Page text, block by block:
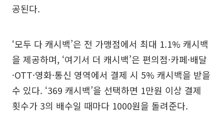
공된다.
‘모두 다 캐시백’은 전 가맹점에서 최대 1.1% 캐시백
을 제공하며, ‘여기서 더 캐시백’은 편의점·카페·배달
·OTT·영화·통신 영역에서 결제 시 5% 캐시백을 받을
수 있다. ‘369 캐시백’을 선택하면 1만원 이상 결제
횟수가 3의 배수일 때마다 1000원을 돌려준다.